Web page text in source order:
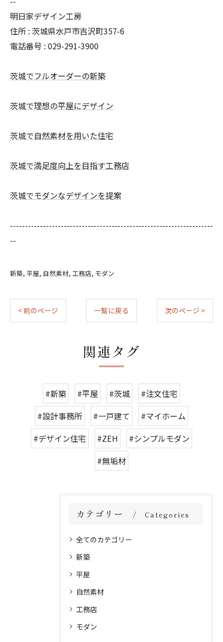
明日家デザイン工房
住所 : 茨城県水戸市吉沢町357-6
電話番号 : 029-291-3900
茨城でフルオーダーの新築
茨城で理想の平屋にデザイン
茨城で自然素材を用いた住宅
茨城で満足度向上を目指す工務店
茨城でモダンなデザインを提案
--------------------------------------------------------------------
--
新築 平屋 自然素材 工務店 モダン
< 前のページ 一覧に戻る 次のページ >
関連タグ
#新築 #平屋 #茨城
#注文住宅
#設計事務所
#一戸建て
#マイホーム
#デザイン住宅
#ZEH
#シンプルモダン
#無垢材
カテゴリー Categories
全てのカテゴリー
新築
平屋
自然素材
工務店
モダン